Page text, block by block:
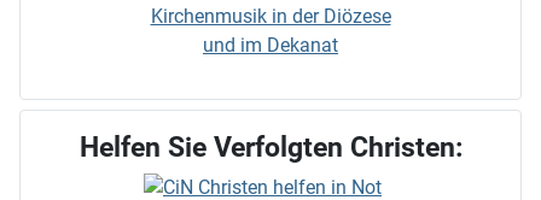
Kirchenmusik in der Diözese
und im Dekanat
Helfen Sie Verfolgten Christen: